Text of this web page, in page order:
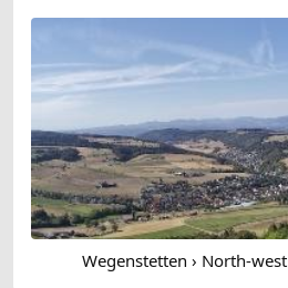
Wegenstetten › North-west